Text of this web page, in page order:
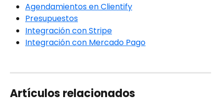
Agendamientos en Clientify
Presupuestos
Integración con Stripe
Integración con Mercado Pago
Artículos relacionados